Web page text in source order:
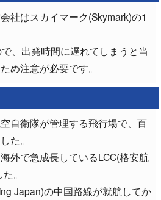
社はスカイマーク(Skymark)の1
、出発時間に遅れてしまうと当
め注意が必要です。
自衛隊が管理する飛行場で、百
た。
外で急成長しているLCC(格安航
。
Japan)の中国路線が就航してか